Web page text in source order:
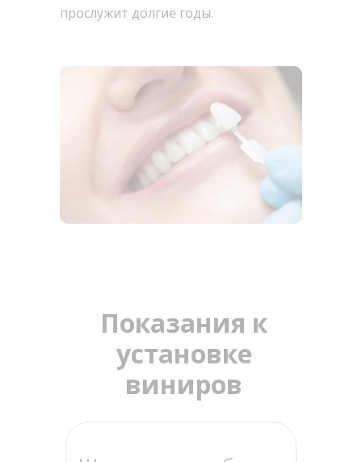
прослужит долгие годы.
Показания к
установке
виниров